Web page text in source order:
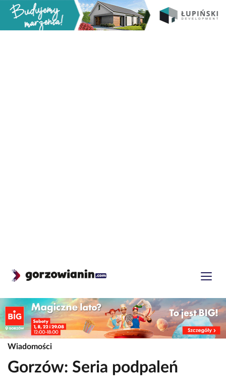
Wiadomości
Gorzów: Seria podpaleń